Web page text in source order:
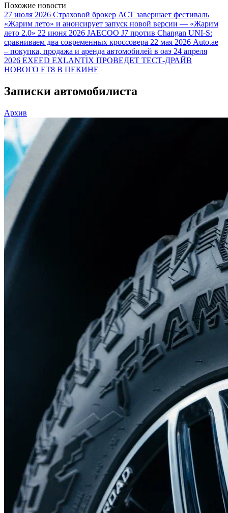
Похожие новости
27 июля 2026 Страховой брокер АСТ завершает фестиваль
«Жарим лето» и анонсирует запуск новой версии — «Жарим
лето 2.0» 22 июня 2026 JAECOO J7 против Changan UNI-S:
сравниваем два современных кроссовера 22 мая 2026 Auto.ae
– покупка, продажа и аренда автомобилей в оаэ 24 апреля
2026 EXEED EXLANTIX ПРОВЕДЕТ ТЕСТ-ДРАЙВ
НОВОГО ET8 В ПЕКИНЕ
Записки автомобилиста
Архив